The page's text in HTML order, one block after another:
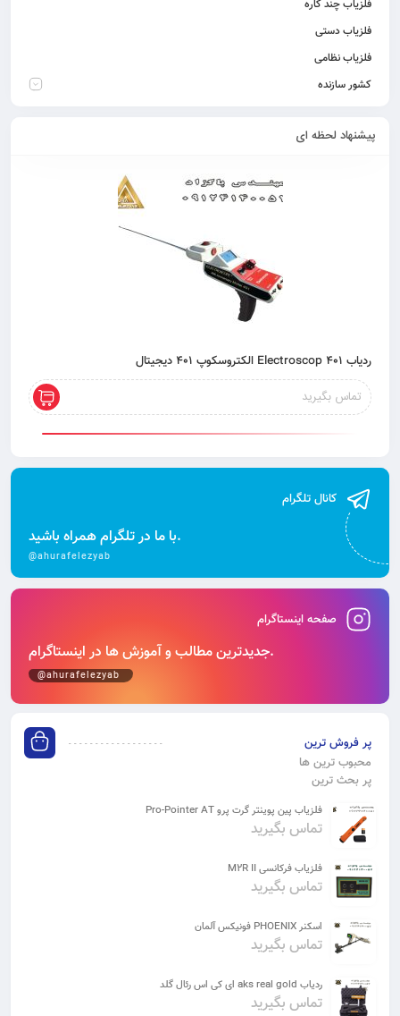
فلزیاب چند کاره
فلزیاب دستی
فلزیاب نظامی
کشور سازنده
پیشنهاد لحظه ای
ردیاب 401 Electroscop الکتروسکوپ 401 دیجیتال
تماس بگیرید
کانال تلگرام
با ما در تلگرام همراه باشید.
@ahurafelezyab
صفحه اینستاگرام
جدیدترین مطالب و آموزش‌ ها در اینستاگرام.
@ahurafelezyab
پر فروش ترین
محبوب ترین ها
پر بحث ترین
فلزیاب پین پوینتر گرت پرو Pro-Pointer AT
تماس بگیرید
فلزیاب فرکانسی M2R II
تماس بگیرید
اسکنر PHOENIX فونیکس آلمان
تماس بگیرید
ردیاب aks real gold ای کی اس رئال گلد
تماس بگیرید